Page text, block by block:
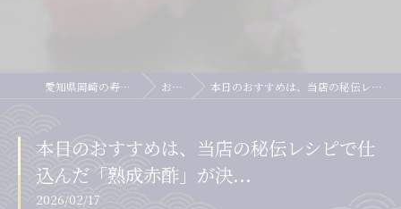
愛知県岡崎の寿司ならおしどり寿司 お知らせ 本日のおすすめは、当店の秘伝レシピで仕込んだ「熟成赤酢」が決...
本日のおすすめは、当店の秘伝レシピで仕
込んだ「熟成赤酢」が決...
2026/02/17